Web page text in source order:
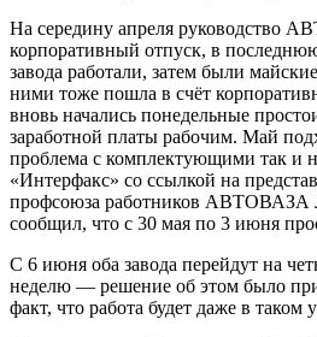
На середину апреля руководство
корпоративный отпуск, в
завода работали, затем были
ними тоже пошла в счёт
вновь начались понедельные
заработной платы рабочим. Май
проблема с комплектующими так и
«Интерфакс» со ссылкой на
профсоюза работников АВТОВАЗА
сообщил, что с 30 мая по 3 июня
С 6 июня оба завода перейдут на
неделю — решение об этом было
факт, что работа будет даже в таком